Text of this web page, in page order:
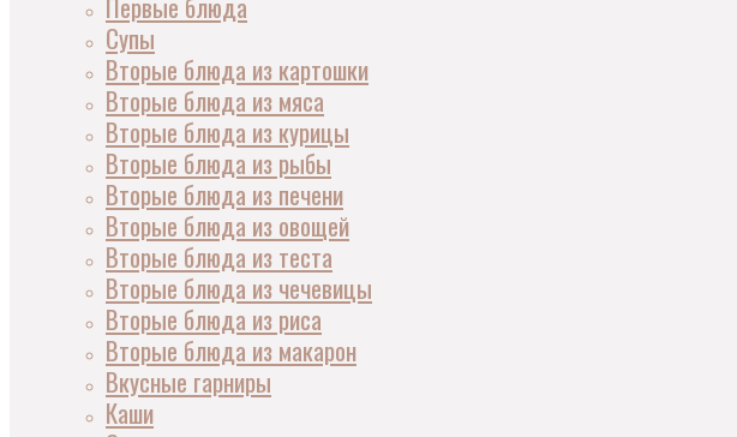
Супы
Вторые блюда из картошки
Вторые блюда из мяса
Вторые блюда из курицы
Вторые блюда из рыбы
Вторые блюда из печени
Вторые блюда из овощей
Вторые блюда из теста
Вторые блюда из чечевицы
Вторые блюда из риса
Вторые блюда из макарон
Вкусные гарниры
Каши